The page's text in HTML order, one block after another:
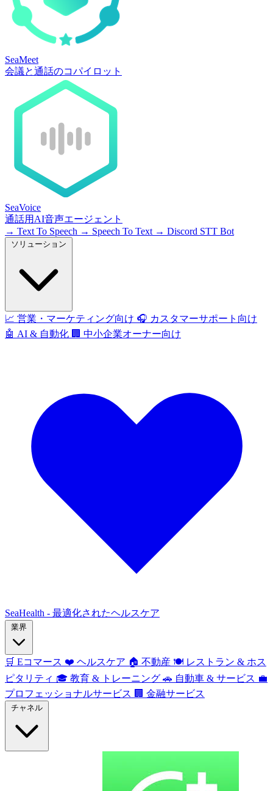
SeaMeet
会議と通話のコパイロット
SeaVoice
通話用AI音声エージェント
→ Text To Speech → Speech To Text → Discord STT Bot
📈 営業・マーケティング向け 🎧 カスタマーサポート向け
🤖 AI & 自動化 🏢 中小企業オーナー向け
SeaHealth - 最適化されたヘルスケア
🛒 Eコマース ❤️ ヘルスケア 🏠 不動産 🍽️ レストラン & ホス
ピタリティ 🎓 教育 & トレーニング 🚗 自動車 & サービス 💼
プロフェッショナルサービス 🏢 金融サービス